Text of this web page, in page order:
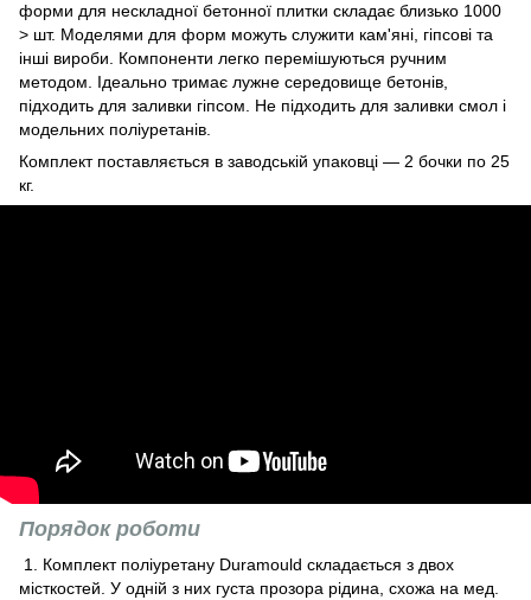
форми для нескладної бетонної плитки складає близько 1000
> шт. Моделями для форм можуть служити кам'яні, гіпсові та
інші вироби. Компоненти легко перемішуються ручним
методом. Ідеально тримає лужне середовище бетонів,
підходить для заливки гіпсом. Не підходить для заливки смол і
модельних поліуретанів.
Комплект поставляється в заводській упаковці ― 2 бочки по 25
кг.
Порядок роботи
1. Комплект поліуретану Duramould складається з двох
місткостей. У одній з них густа прозора рідина, схожа на мед.